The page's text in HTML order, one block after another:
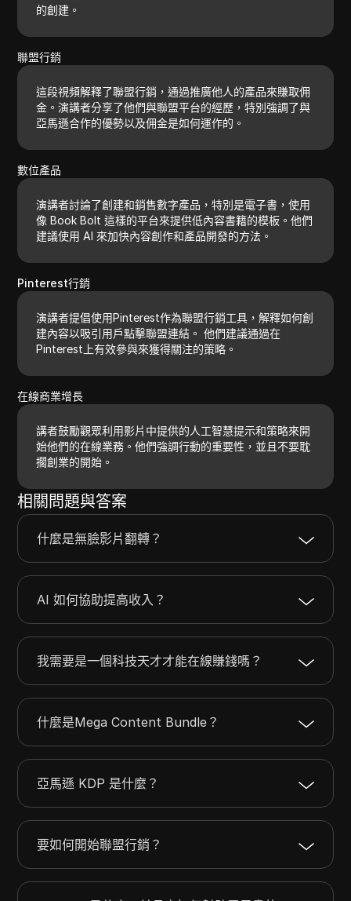
的創建。
聯盟行銷
這段視頻解釋了聯盟行銷，通過推廣他人的產品來賺取佣
金。演講者分享了他們與聯盟平台的經歷，特別強調了與
亞馬遜合作的優勢以及佣金是如何運作的。
數位產品
演講者討論了創建和銷售數字產品，特別是電子書，使用
像 Book Bolt 這樣的平台來提供低內容書籍的模板。他們
建議使用 AI 來加快內容創作和產品開發的方法。
Pinterest行銷
演講者提倡使用Pinterest作為聯盟行銷工具，解釋如何創
建內容以吸引用戶點擊聯盟連結。 他們建議通過在
Pinterest上有效參與來獲得關注的策略。
在線商業增長
講者鼓勵觀眾利用影片中提供的人工智慧提示和策略來開
始他們的在線業務。他們強調行動的重要性，並且不要耽
擱創業的開始。
相關問題與答案
什麼是無臉影片翻轉？
AI 如何協助提高收入？
我需要是一個科技天才才能在線賺錢嗎？
什麼是Mega Content Bundle？
亞馬遜 KDP 是什麼？
要如何開始聯盟行銷？